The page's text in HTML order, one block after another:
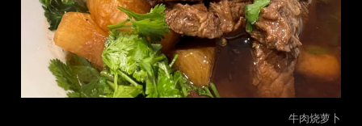
牛肉烧萝卜